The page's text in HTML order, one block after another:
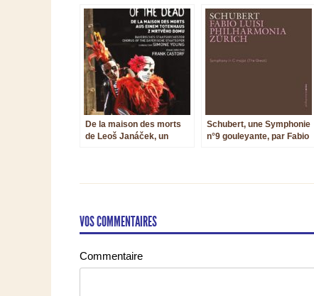
De la maison des morts
de Leoš Janáček, un
Schubert, une Symphonie
n°9 gouleyante, par Fabio
VOS COMMENTAIRES
Commentaire